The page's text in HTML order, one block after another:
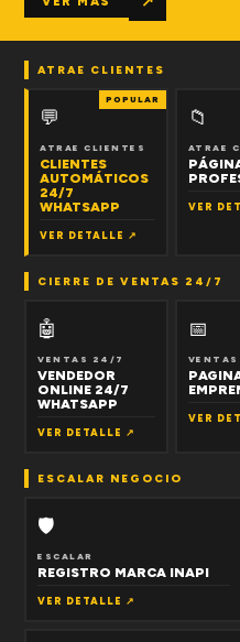
ATRAE CLIENTES
POPULAR
💬
ATRAE CLIENTES
CLIENTES
AUTOMÁTICOS
24/7
WHATSAPP
VER DETALLE ↗
📁
ATRAE
VER
CIERRE DE VENTAS 24/7
🤖
VENTAS 24/7
VENDEDOR
ONLINE 24/7
WHATSAPP
VER DETALLE ↗
📅
VER
ESCALAR NEGOCIO
🛡
ESCALAR
REGISTRO MARCA INAPI
VER DETALLE ↗